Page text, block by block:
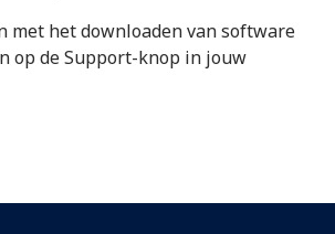
met het downloaden van software
op de Support-knop in jouw